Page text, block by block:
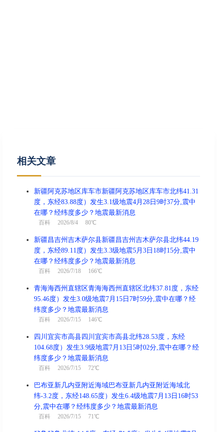
相关文章
新疆阿克苏地区库车市新疆阿克苏地区库车市北纬41.31
度，东经83.88度）发生3.1级地震4月28日9时37分,震中
在哪？经纬度多少？地震最新消息
百科 2026/8/4 80℃
新疆昌吉州吉木萨尔县新疆昌吉州吉木萨尔县北纬44.19
度，东经89.11度）发生3.3级地震5月3日18时15分,震中
在哪？经纬度多少？地震最新消息
百科 2026/7/18 166℃
青海海西州直辖区青海海西州直辖区北纬37.81度，东经
95.46度）发生3.0级地震7月15日7时59分,震中在哪？经
纬度多少？地震最新消息
百科 2026/7/15 146℃
四川宜宾市高县四川宜宾市高县北纬28.53度，东经
104.68度）发生3.9级地震7月13日5时02分,震中在哪？经
纬度多少？地震最新消息
百科 2026/7/15 72℃
巴布亚新几内亚附近海域巴布亚新几内亚附近海域北
纬-3.2度，东经148.65度）发生6.4级地震7月13日16时53
分,震中在哪？经纬度多少？地震最新消息
百科 2026/7/15 71℃